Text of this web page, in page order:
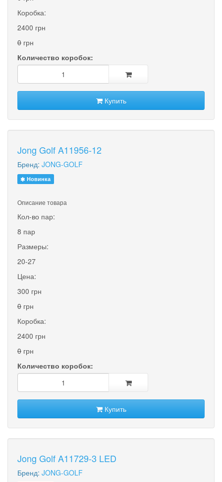
Коробка:
2400 грн
0 грн
Количество коробок:
Купить
Jong Golf A11956-12
Бренд: JONG-GOLF
Новинка
Описание товара
Кол-во пар:
8 пар
Размеры:
20-27
Цена:
300 грн
0 грн
Коробка:
2400 грн
0 грн
Количество коробок:
Купить
Jong Golf A11729-3 LED
Бренд: JONG-GOLF